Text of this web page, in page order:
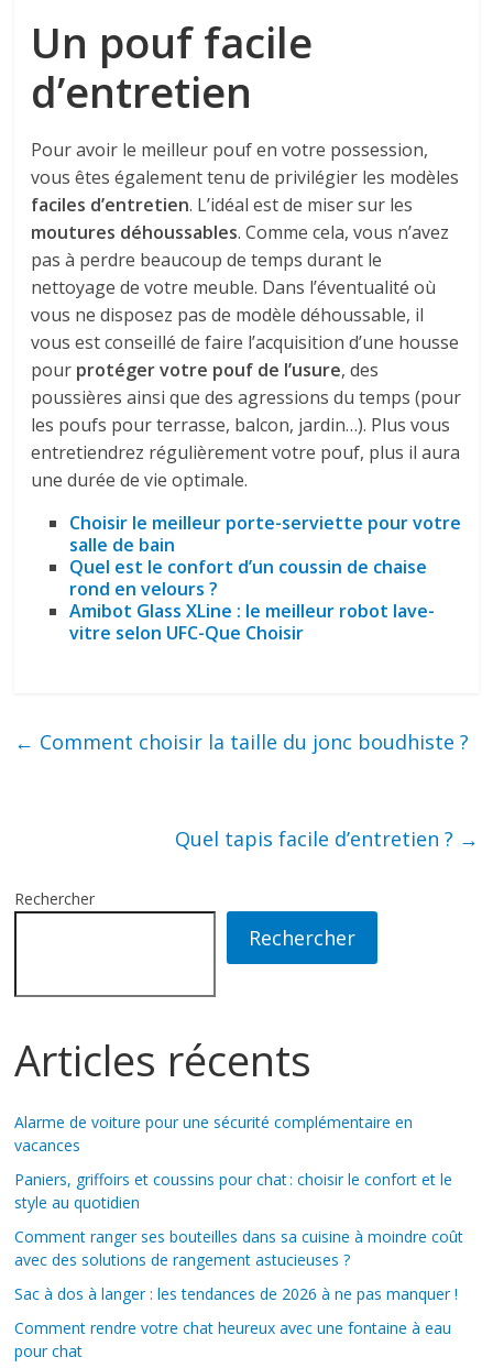
Un pouf facile
d’entretien
Pour avoir le meilleur pouf en votre possession,
vous êtes également tenu de privilégier les modèles
faciles d’entretien. L’idéal est de miser sur les
moutures déhoussables. Comme cela, vous n’avez
pas à perdre beaucoup de temps durant le
nettoyage de votre meuble. Dans l’éventualité où
vous ne disposez pas de modèle déhoussable, il
vous est conseillé de faire l’acquisition d’une housse
pour protéger votre pouf de l’usure, des
poussières ainsi que des agressions du temps (pour
les poufs pour terrasse, balcon, jardin…). Plus vous
entretiendrez régulièrement votre pouf, plus il aura
une durée de vie optimale.
Choisir le meilleur porte-serviette pour votre
salle de bain
Quel est le confort d’un coussin de chaise
rond en velours ?
Amibot Glass XLine : le meilleur robot lave-
vitre selon UFC-Que Choisir
← Comment choisir la taille du jonc boudhiste ?
Quel tapis facile d’entretien ? →
Rechercher
Rechercher
Articles récents
Alarme de voiture pour une sécurité complémentaire en
vacances
Paniers, griffoirs et coussins pour chat : choisir le confort et le
style au quotidien
Comment ranger ses bouteilles dans sa cuisine à moindre coût
avec des solutions de rangement astucieuses ?
Sac à dos à langer : les tendances de 2026 à ne pas manquer !
Comment rendre votre chat heureux avec une fontaine à eau
pour chat